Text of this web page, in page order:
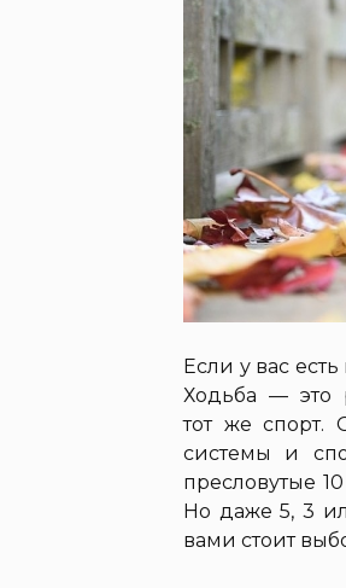
Если у вас
Ходьба — это
тот же спорт.
системы и
пресловутые
Но даже 5, 3
вами стоит